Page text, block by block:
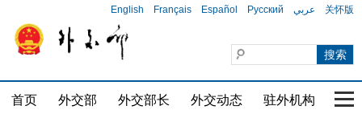
English Français Español Русский عربي 关怀版
首页 外交部 外交部长 外交动态 驻外机构 国